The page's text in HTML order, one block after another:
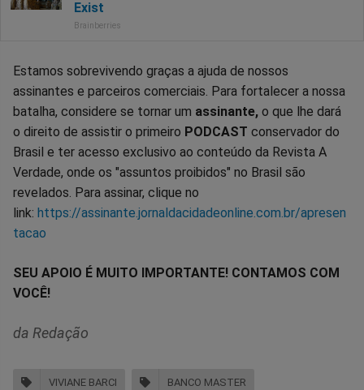
Estamos sobrevivendo graças a ajuda de nossos
assinantes e parceiros comerciais. Para fortalecer a nossa
batalha, considere se tornar um assinante, o que lhe dará
o direito de assistir o primeiro PODCAST conservador do
Brasil e ter acesso exclusivo ao conteúdo da Revista A
Verdade, onde os "assuntos proibidos" no Brasil são
revelados. Para assinar, clique no
link: https://assinante.jornaldacidadeonline.com.br/apresen
tacao
SEU APOIO É MUITO IMPORTANTE! CONTAMOS COM
VOCÊ!
da Redação
VIVIANE BARCI BANCO MASTER